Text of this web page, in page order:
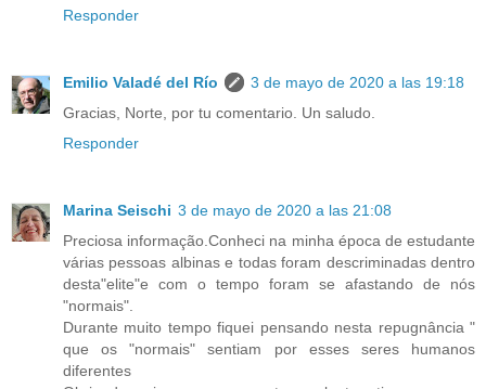
Responder
Emilio Valadé del Río
3 de mayo de 2020 a las 19:18
Gracias, Norte, por tu comentario. Un saludo.
Responder
Marina Seischi 3 de mayo de 2020 a las 21:08
Preciosa informação.Conheci na minha época de estudante
várias pessoas albinas e todas foram descriminadas dentro
desta"elite"e com o tempo foram se afastando de nós
"normais".
Durante muito tempo fiquei pensando nesta repugnância "
que os "normais" sentiam por esses seres humanos
diferentes